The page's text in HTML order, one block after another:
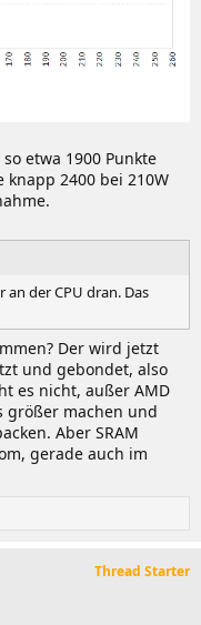
etwa 1900 Punkte
2400 bei 210W
an der CPU dran. Das
Der wird jetzt
und gebondet, also
es nicht, außer AMD
größer machen und
Aber SRAM
gerade auch im
Thread Starter